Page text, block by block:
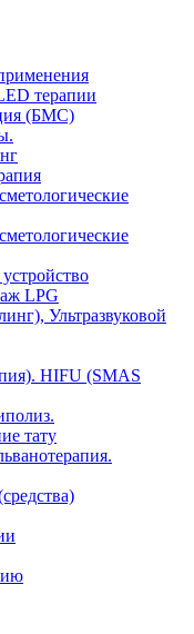
терапии
(БМС)
LPG
Ультразвуковой
HIFU (SMAS
тату